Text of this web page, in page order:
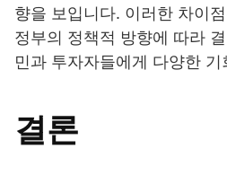
향을 보입니다. 이러한 차이
정부의 정책적 방향에 따라
민과 투자자들에게 다양한
결론